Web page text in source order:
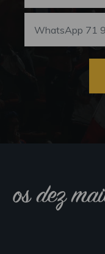
os dez